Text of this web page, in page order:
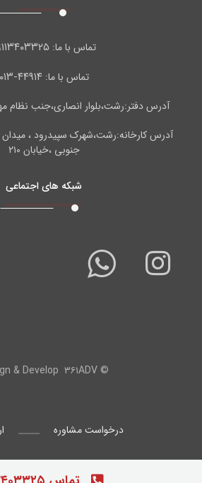
تماس با ما:
تماس با ما: ۴۴۹۱۴-۰۱۳
آدرس دفتر:رشت،بلوار انصاری،جنب نظام
آدرس کارخانه:رشت،شهرک سپیدرود ، میدان
جنوبی ،خیابان ۲۱۰
شبکه های اجتماعی
© Design & Develop۳۶۱ADV
درخواست مشاوره